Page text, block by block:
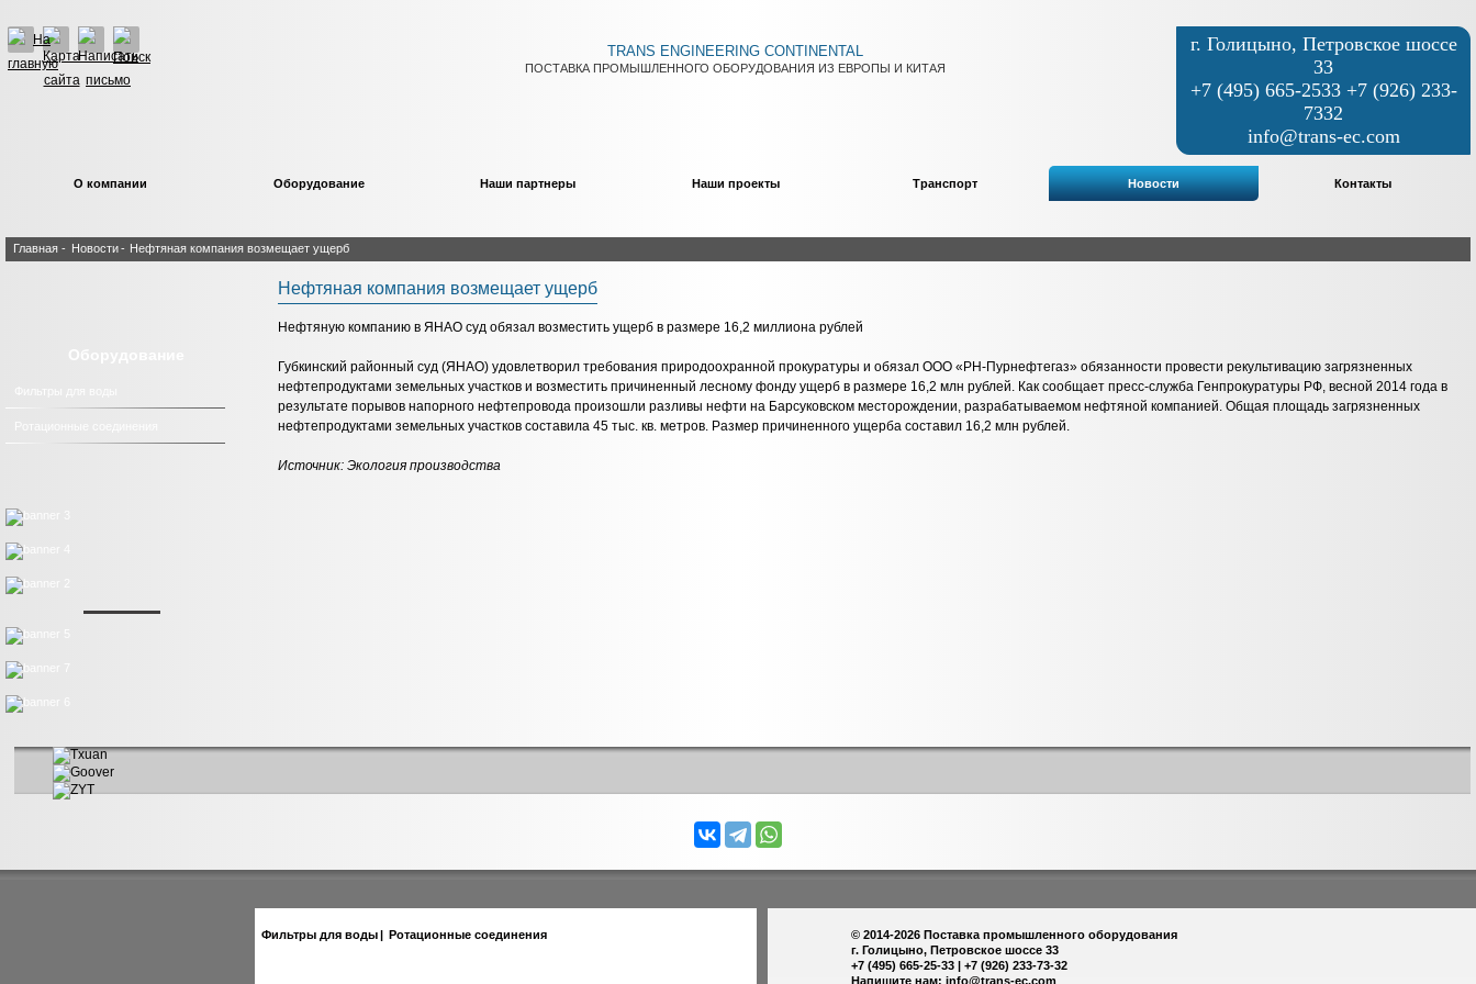
TRANS ENGINEERING CONTINENTAL
ПОСТАВКА ПРОМЫШЛЕННОГО ОБОРУДОВАНИЯ ИЗ ЕВРОПЫ И КИТАЯ
г. Голицыно, Петровское шоссе
33
+7 (495) 665-2533 +7 (926) 233-
7332
info@trans-ec.com
О компании Оборудование Наши партнеры Наши проекты Транспорт Новости Контакты
Главная - Новости-Нефтяная компания возмещает ущерб
Нефтяная компания возмещает ущерб
Нефтяную компанию в ЯНАО суд обязал возместить ущерб в размере 16,2 миллиона рублей
Губкинский районный суд (ЯНАО) удовлетворил требования природоохранной прокуратуры и обязал ООО «РН-Пурнефтегаз» обязанности провести рекультивацию загрязненных
нефтепродуктами земельных участков и возместить причиненный лесному фонду ущерб в размере 16,2 млн рублей. Как сообщает пресс-служба Генпрокуратуры РФ, весной 2014 года в
результате порывов напорного нефтепровода произошли разливы нефти на Барсуковском месторождении, разрабатываемом нефтяной компанией. Общая площадь загрязненных
нефтепродуктами земельных участков составила 45 тыс. кв. метров. Размер причиненного ущерба составил 16,2 млн рублей.
Источник:Экология производства
Фильтры для воды| Ротационные соединения © 2014-2026 Поставка промышленного оборудования
г. Голицыно, Петровское шоссе 33
+7 (495) 665-25-33 | +7 (926) 233-73-32
Напишите нам: info@trans-ec.com